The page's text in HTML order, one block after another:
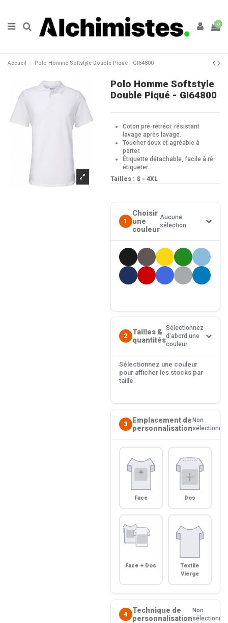
0
Accueil Polo Homme Softstyle Double Piqué - GI64800
Polo Homme Softstyle
Double Piqué - GI64800
Coton pré-rétréci: résistant
lavage après lavage.
Toucher doux et agréable à
porter.
Étiquette détachable, facile à ré-
étiqueter.
Tailles : S - 4XL
1
Choisir
une
couleur
Aucune
sélection
2
Tailles &
quantités
Sélectionnez
d'abord une
couleur
Sélectionnez une couleur
pour afficher les stocks par
taille.
3
Emplacement de
personnalisation
Non
sélectionné
Face Dos
Face + Dos
Textile
Vierge
4
Technique de
personnalisation
Non
sélectionné